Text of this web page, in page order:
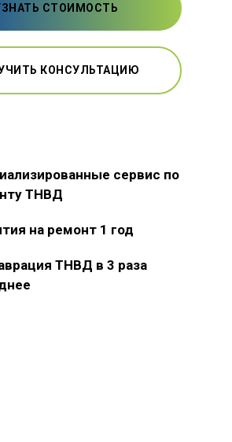
СТОИМОСТЬ
КОНСУЛЬТАЦИЮ
сервис по
ТНВД
на ремонт 1 год
ТНВД в 3 раза